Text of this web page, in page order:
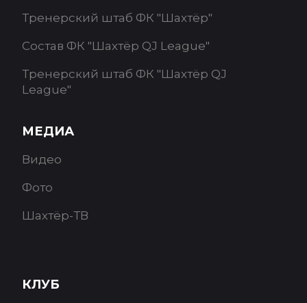
Тренерский штаб ФК "Шахтёр"
Состав ФК "Шахтёр QJ League"
Тренерский штаб ФК "Шахтёр QJ
League"
МЕДИА
Видео
Фото
Шахтёр-ТВ
КЛУБ